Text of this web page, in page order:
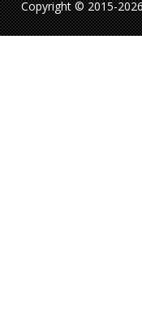
Copyright © 2015-